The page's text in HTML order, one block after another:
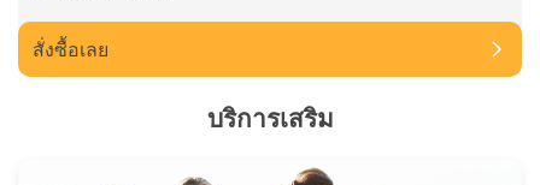
สั่งซื้อเลย
บริการเสริม